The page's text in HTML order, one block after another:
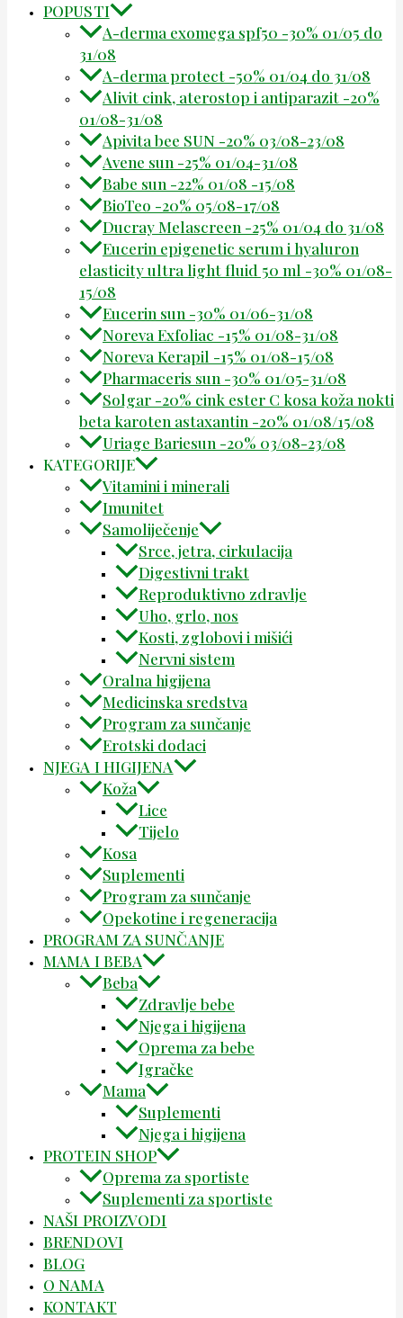
POPUSTI
A-derma exomega spf50 -30% 01/05 do
31/08
A-derma protect -50% 01/04 do 31/08
Alivit cink, aterostop i antiparazit -20%
01/08-31/08
Apivita bee SUN -20% 03/08-23/08
Avene sun -25% 01/04-31/08
Babe sun -22% 01/08 -15/08
BioTeo -20% 05/08-17/08
Ducray Melascreen -25% 01/04 do 31/08
Eucerin epigenetic serum i hyaluron
elasticity ultra light fluid 50 ml -30% 01/08-
15/08
Eucerin sun -30% 01/06-31/08
Noreva Exfoliac -15% 01/08-31/08
Noreva Kerapil -15% 01/08-15/08
Pharmaceris sun -30% 01/05-31/08
Solgar -20% cink ester C kosa koža nokti
beta karoten astaxantin -20% 01/08/15/08
Uriage Bariesun -20% 03/08-23/08
KATEGORIJE
Vitamini i minerali
Imunitet
Samoliječenje
Srce, jetra, cirkulacija
Digestivni trakt
Reproduktivno zdravlje
Uho, grlo, nos
Kosti, zglobovi i mišići
Nervni sistem
Oralna higijena
Medicinska sredstva
Program za sunčanje
Erotski dodaci
NJEGA I HIGIJENA
Koža
Lice
Tijelo
Kosa
Suplementi
Program za sunčanje
Opekotine i regeneracija
PROGRAM ZA SUNČANJE
MAMA I BEBA
Beba
Zdravlje bebe
Njega i higijena
Oprema za bebe
Igračke
Mama
Suplementi
Njega i higijena
PROTEIN SHOP
Oprema za sportiste
Suplementi za sportiste
NAŠI PROIZVODI
BRENDOVI
BLOG
O NAMA
KONTAKT